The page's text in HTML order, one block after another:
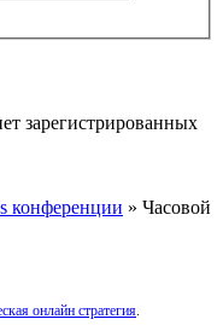
зарегистрированных
конференции » Часовой
онлайн стратегия